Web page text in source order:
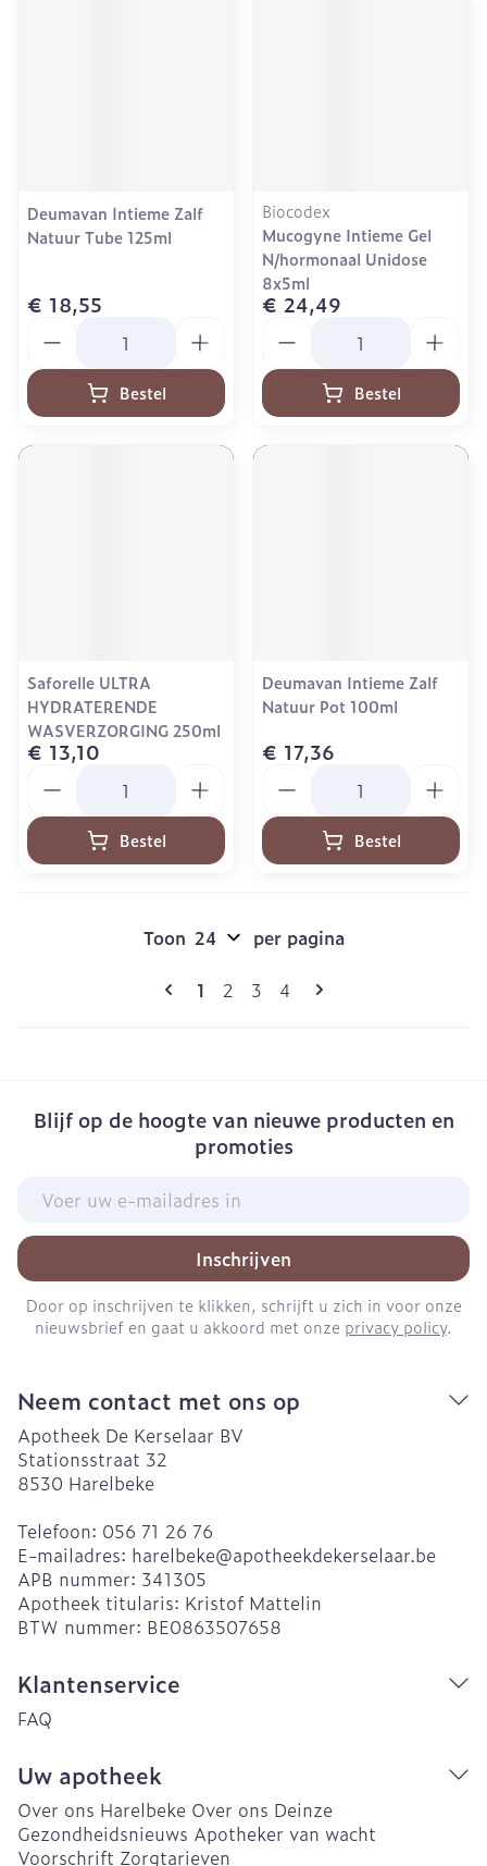
Deumavan Intieme Zalf
Natuur Tube 125ml
€ 18,55
Bestel
Biocodex
Mucogyne Intieme Gel
N/hormonaal Unidose
8x5ml
€ 24,49
Bestel
Saforelle ULTRA
HYDRATERENDE
WASVERZORGING 250ml
€ 13,10
Bestel
Deumavan Intieme Zalf
Natuur Pot 100ml
€ 17,36
Bestel
Pagina's
U lees momenteel pagina
1 Pagina
2 Pagina
3 Pagina
4
Toon per pagina
Blijf op de hoogte van nieuwe producten en
promoties
Inschrijven
Door op inschrijven te klikken, schrijft u zich in voor onze
nieuwsbrief en gaat u akkoord met onze privacy policy.
Neem contact met ons op
Apotheek De Kerselaar BV
Stationsstraat 32
8530 Harelbeke
Telefoon: 056 71 26 76
E-mailadres: harelbeke@apotheekdekerselaar.be
APB nummer: 341305
Apotheek titularis: Kristof Mattelin
BTW nummer: BE0863507658
Klantenservice
FAQ
Uw apotheek
Over ons Harelbeke Over ons Deinze
Gezondheidsnieuws Apotheker van wacht
Voorschrift Zorgtarieven